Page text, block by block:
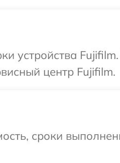
устройства
центр Fujifilm.
сроки